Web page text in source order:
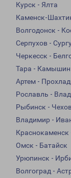
Курск - Ялта
Каменск-
Волгодонск -
Серпухов -
Черкесск -
Тара - Камышин
Артем -
Рославль -
Рыбинск - Чехов
Владимир -
Краснокаменск
Омск - Батайск
Урюпинск -
Волгоград -